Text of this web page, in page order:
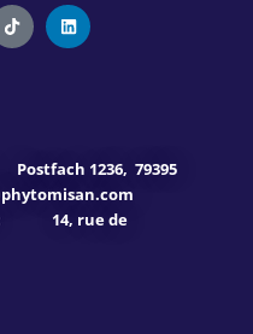
T
i
k
L
i
n
Postfach 1236, 79395
14, rue de